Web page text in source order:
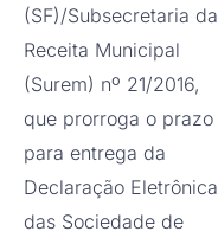
(SF)/Subsecretaria da
Receita Municipal
(Surem) nº 21/2016,
que prorroga o prazo
para entrega da
Declaração Eletrônica
das Sociedade de